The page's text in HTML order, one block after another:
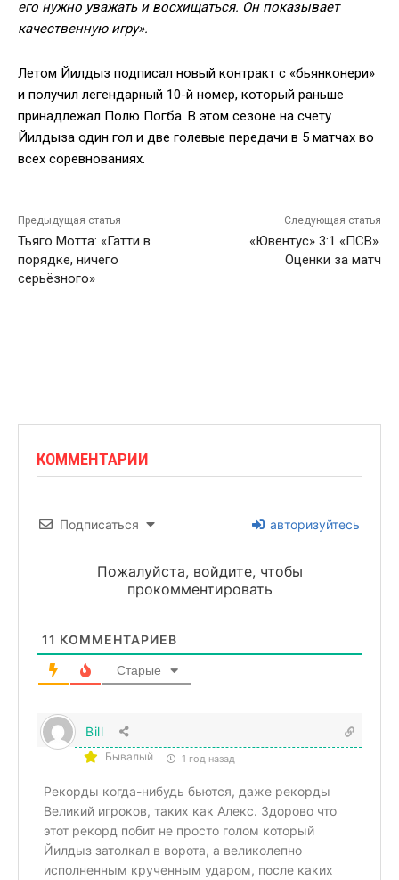
его нужно уважать и восхищаться. Он показывает
качественную игру».
Летом Йилдыз подписал новый контракт с «бьянконери»
и получил легендарный 10-й номер, который раньше
принадлежал Полю Погба. В этом сезоне на счету
Йилдыза один гол и две голевые передачи в 5 матчах во
всех соревнованиях.
Предыдущая статья
Тьяго Мотта: «Гатти в
порядке, ничего
серьёзного»
Следующая статья
«Ювентус» 3:1 «ПСВ».
Оценки за матч
КОММЕНТАРИИ
Подписаться авторизуйтесь
Пожалуйста, войдите, чтобы
прокомментировать
11 КОММЕНТАРИЕВ
Старые
Bill
Бывалый 1 год назад
Рекорды когда-нибудь бьются, даже рекорды
Великий игроков, таких как Алекс. Здорово что
этот рекорд побит не просто голом который
Йилдыз затолкал в ворота, а великолепно
исполненным крученным ударом, после каких